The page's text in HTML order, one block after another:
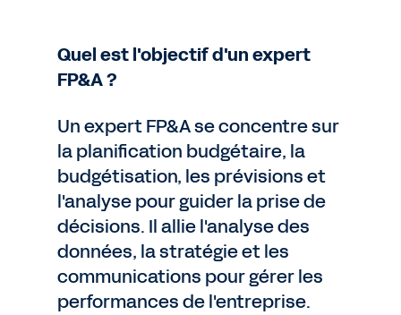
Quel est l'objectif d'un expert
FP&A ?
Un expert FP&A se concentre sur
la planification budgétaire, la
budgétisation, les prévisions et
l'analyse pour guider la prise de
décisions. Il allie l'analyse des
données, la stratégie et les
communications pour gérer les
performances de l'entreprise.